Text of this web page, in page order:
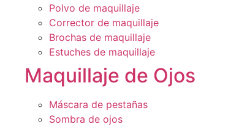
Polvo de maquillaje
Corrector de maquillaje
Brochas de maquillaje
Estuches de maquillaje
Maquillaje de Ojos
Máscara de pestañas
Sombra de ojos